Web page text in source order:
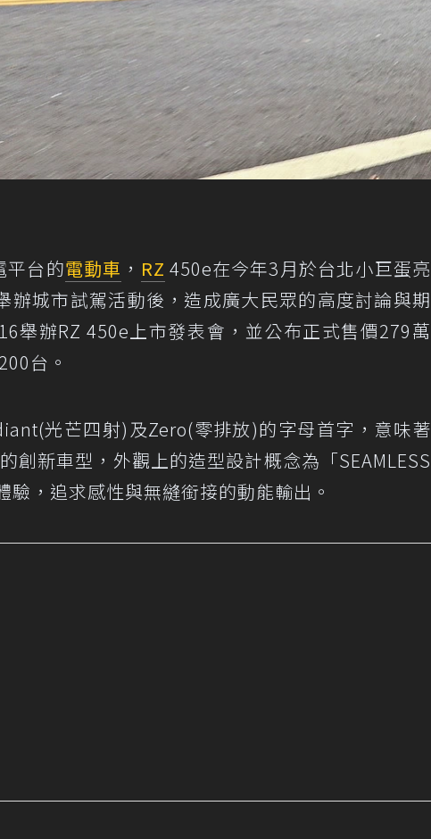
平台的電動車 ， RZ 450e在今年3月於台北小巨蛋亮
辦城市試駕活動後，造成廣大民眾的高度討論與期
舉辦RZ 450e上市發表會，並公布正式售價279萬
台。
光芒四射)及Zero(零排放)的字母首字，意味著
創新車型，外觀上的造型設計概念為「SEAMLESS
驗，追求感性與無縫銜接的動能輸出。